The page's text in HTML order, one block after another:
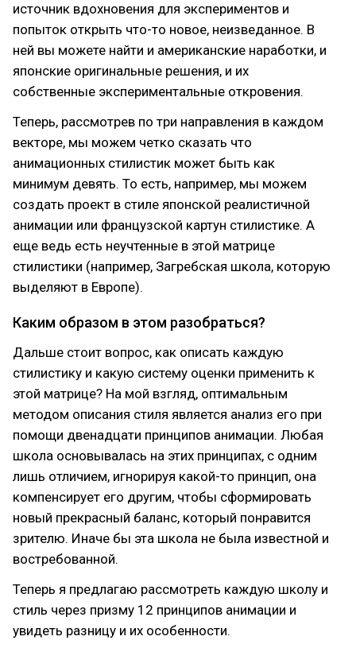
источник вдохновения для экспериментов и
попыток открыть что-то новое, неизведанное. В
ней вы можете найти и американские наработки, и
японские оригинальные решения, и их
собственные экспериментальные откровения.
Теперь, рассмотрев по три направления в каждом
векторе, мы можем четко сказать что
анимационных стилистик может быть как
минимум девять. То есть, например, мы можем
создать проект в стиле японской реалистичной
анимации или французской картун стилистике. А
еще ведь есть неучтенные в этой матрице
стилистики (например, Загребская школа, которую
выделяют в Европе).
Каким образом в этом разобраться?
Дальше стоит вопрос, как описать каждую
стилистику и какую систему оценки применить к
этой матрице? На мой взгляд, оптимальным
методом описания стиля является анализ его при
помощи двенадцати принципов анимации. Любая
школа основывалась на этих принципах, с одним
лишь отличием, игнорируя какой-то принцип, она
компенсирует его другим, чтобы сформировать
новый прекрасный баланс, который понравится
зрителю. Иначе бы эта школа не была известной и
востребованной.
Теперь я предлагаю рассмотреть каждую школу и
стиль через призму 12 принципов анимации и
увидеть разницу и их особенности.